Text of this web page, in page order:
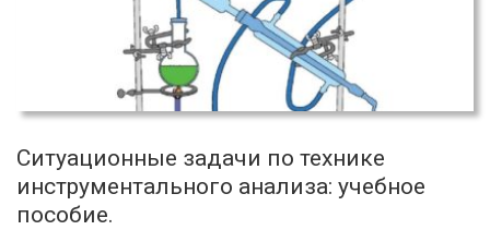
Ситуационные задачи по технике
инструментального анализа: учебное
пособие.